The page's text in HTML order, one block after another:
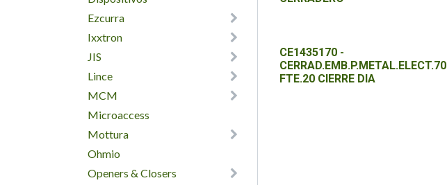
Ezcurra
Ixxtron
JIS
Lince
MCM
Microaccess
Mottura
Ohmio
Openers & Closers
CE1435170 -
CERRAD.EMB.P.METAL.ELECT.70
FTE.20 CIERRE DIA